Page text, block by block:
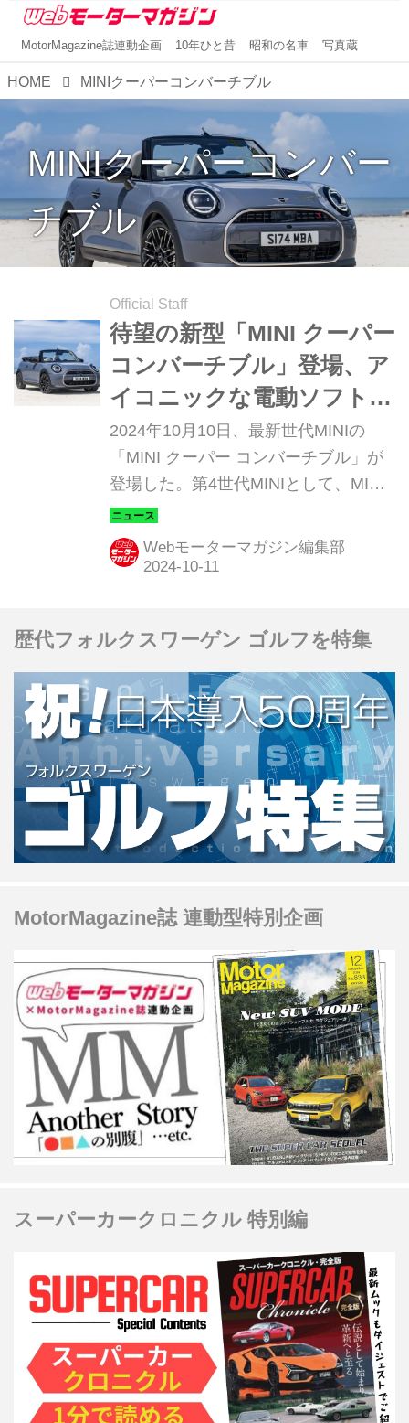
MotorMagazine誌連動企画 10年ひと昔 昭和の名車 写真蔵
HOME MINIクーパーコンバーチブル
MINIクーパーコンバー
チブル
Official Staff
待望の新型「MINI クーパー
コンバーチブル」登場、ア
イコニックな電動ソフトト
ップを採用
2024年10月10日、最新世代MINIの
「MINI クーパー コンバーチブル」が
登場した。第4世代MINIとして、MINI
カントリーマン、MINI クーパー 3ド
ア、電気自動車専用のMINI エースマ
ン、MINI クーパー 5ドアに続く第5弾
4名乗車可能で、陽の光や風を感じな
がら心地良いオープンエアドライビン
グが堪能できるモデルとして人気が高
く、最新世代での待望の登場となっ
た。
Webモーターマガジン編集部
歴代フォルクスワーゲン ゴルフを特集
MotorMagazine誌 連動型特別企画
スーパーカークロニクル 特別編